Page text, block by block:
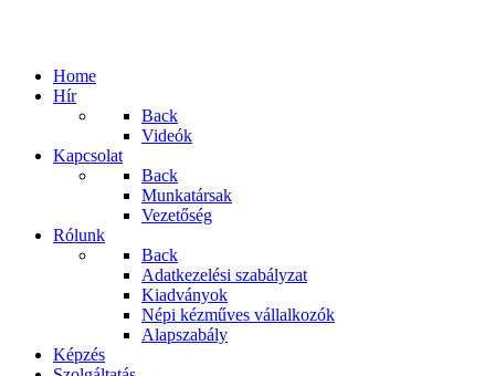
Home
Hír
Back
Videók
Kapcsolat
Back
Munkatársak
Vezetőség
Rólunk
Back
Adatkezelési szabályzat
Kiadványok
Népi kézműves vállalkozók
Alapszabály
Képzés